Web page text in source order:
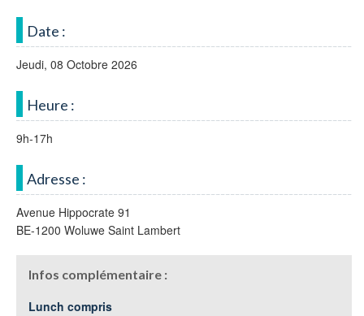
Date :
Jeudi, 08 Octobre 2026
Heure :
9h-17h
Adresse :
Avenue Hippocrate 91
BE-1200 Woluwe Saint Lambert
Infos complémentaire :
Lunch compris